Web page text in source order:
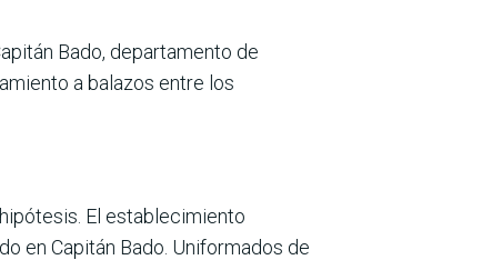
Bado, departamento de
a balazos entre los
El establecimiento
en Capitán Bado. Uniformados de